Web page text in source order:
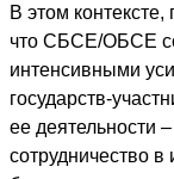
В этом
что СБСЕ/ОБСЕ
интенсивными
государств-
ее деятельности
сотрудничество